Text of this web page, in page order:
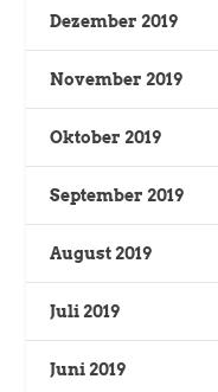
Dezember 2019
November 2019
Oktober 2019
September 2019
August 2019
Juli 2019
Juni 2019